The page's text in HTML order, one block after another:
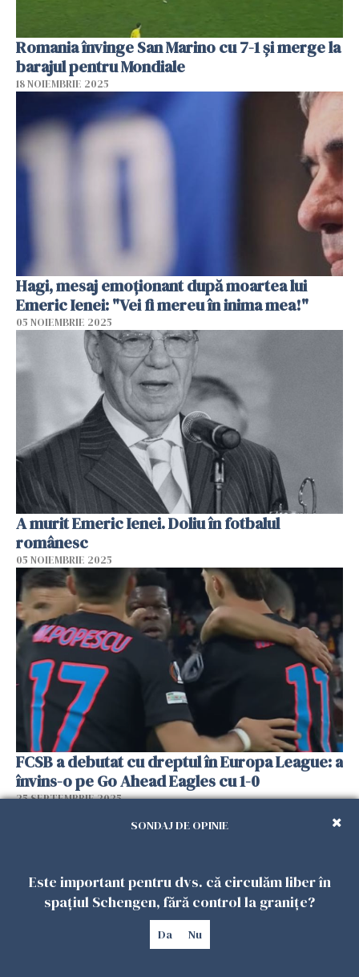
Romania învinge San Marino cu 7-1 și merge la
barajul pentru Mondiale
18 NOIEMBRIE 2025
Hagi, mesaj emoționant după moartea lui
Emeric Ienei: "Vei fi mereu în inima mea!"
05 NOIEMBRIE 2025
A murit Emeric Ienei. Doliu în fotbalul
românesc
05 NOIEMBRIE 2025
FCSB a debutat cu dreptul în Europa League: a
învins-o pe Go Ahead Eagles cu 1-0
25 SEPTEMBRIE 2025
SONDAJ DE OPINIE
Este important pentru dvs. că circulăm liber în
spațiul Schengen, fără control la granițe?
Da Nu